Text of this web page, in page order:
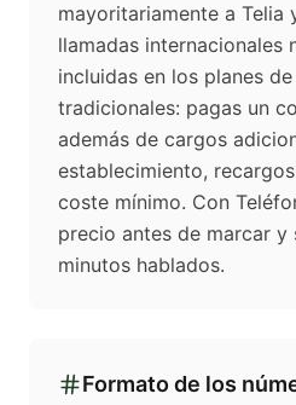
mayoritariamente a Telia
llamadas internacionales
incluidas en los planes
tradicionales: pagas un
además de cargos
establecimiento,
coste mínimo. Con
precio antes de marcar
minutos hablados.
Formato de los